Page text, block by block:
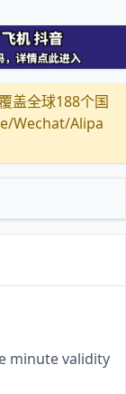
盖全球188个国
Wechat/Alipa
minute validity